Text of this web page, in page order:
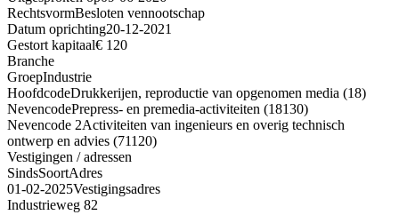
RechtsvormBesloten vennootschap
Datum oprichting20-12-2021
Gestort kapitaal€ 120
Branche
GroepIndustrie
HoofdcodeDrukkerijen, reproductie van opgenomen media (18)
NevencodePrepress- en premedia-activiteiten (18130)
Nevencode 2Activiteiten van ingenieurs en overig technisch
ontwerp en advies (71120)
Vestigingen / adressen
SindsSoortAdres
01-02-2025Vestigingsadres
Industrieweg 82